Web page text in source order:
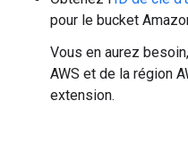
pour le bucket
Vous en aurez
AWS et de la région
extension.